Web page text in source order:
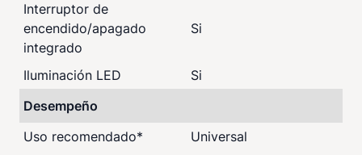
Interruptor de
encendido/apagado
integrado
Si
Iluminación LED
Si
Desempeño
Uso recomendado*
Universal